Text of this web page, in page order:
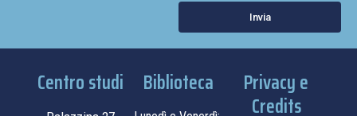
Invia
Centro studi Biblioteca Privacy e
Credits